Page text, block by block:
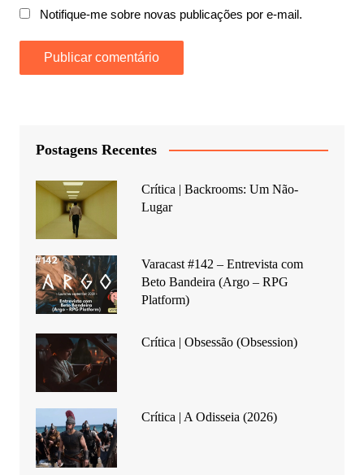
Notifique-me sobre novas publicações por e-mail.
Postagens Recentes
Crítica | Backrooms: Um Não-
Lugar
Varacast #142 – Entrevista com
Beto Bandeira (Argo – RPG
Platform)
Crítica | Obsessão (Obsession)
Crítica | A Odisseia (2026)